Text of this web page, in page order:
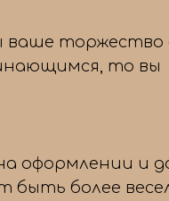
воздушных
Для
шары?
ваше торжество
то вы
оформлении и
быть более